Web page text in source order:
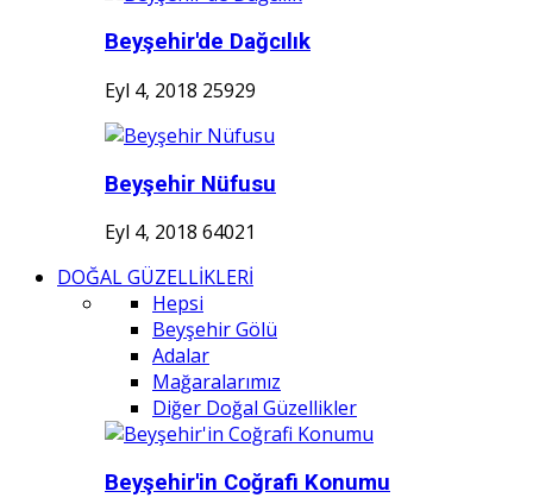
Beyşehir'de Dağcılık
Eyl 4, 2018 25929
Beyşehir Nüfusu
Eyl 4, 2018 64021
DOĞAL GÜZELLİKLERİ
Hepsi
Beyşehir Gölü
Adalar
Mağaralarımız
Diğer Doğal Güzellikler
Beyşehir'in Coğrafi Konumu